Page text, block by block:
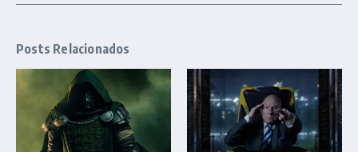
Posts Relacionados